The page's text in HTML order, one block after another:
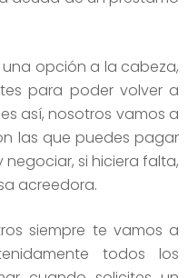
opción a la cabeza,
para poder volver a
así, nosotros vamos a
las que puedes pagar
si hiciera falta,
acreedora.
siempre te vamos a
todos los